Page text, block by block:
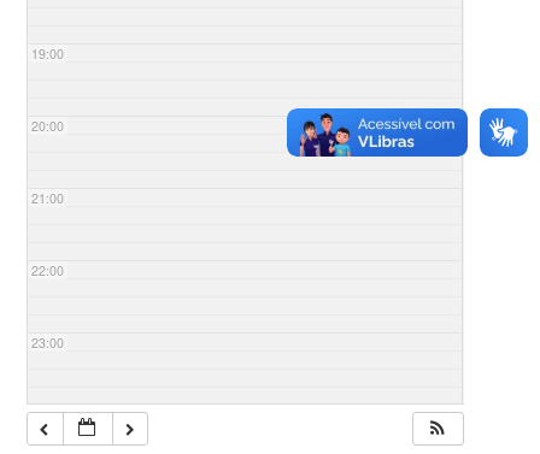
19:00
20:00
21:00
22:00
23:00